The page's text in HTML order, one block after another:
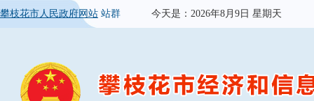
攀枝花市人民政府网站 站群 今天是： 2026年8月9日 星期天